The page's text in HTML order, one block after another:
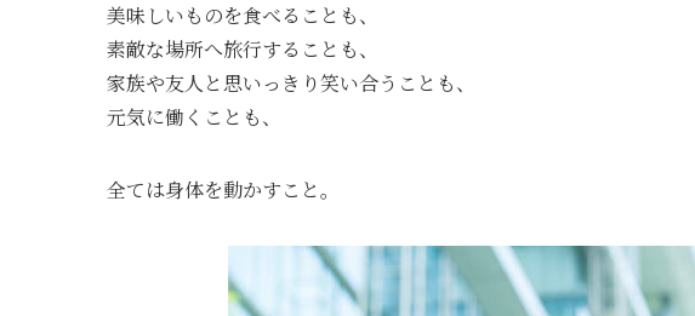
美味しいものを食べることも、
素敵な場所へ旅行することも、
家族や友人と思いっきり笑い合うことも、
元気に働くことも、
全ては身体を動かすこと。